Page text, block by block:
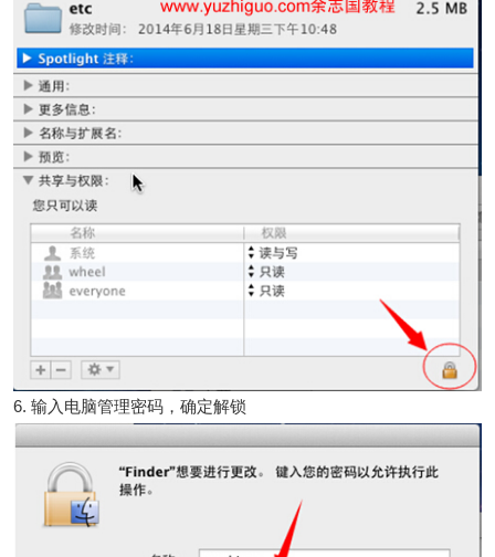
6. 输入电脑管理密码，确定解锁